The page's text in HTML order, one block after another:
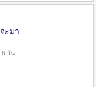
ะมา
6 วัน